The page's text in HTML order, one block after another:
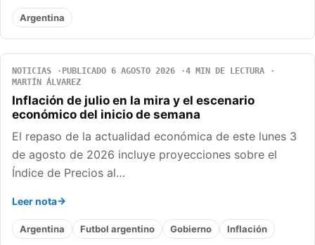
Argentina
NOTICIAS PUBLICADO 6 AGOSTO 2026
4 MIN DE LECTURA
MARTÍN ÁLVAREZ
Inflación de julio en la mira y el escenario
económico del inicio de semana
El repaso de la actualidad económica de este lunes 3
de agosto de 2026 incluye proyecciones sobre el
Índice de Precios al…
Leer nota
Argentina Futbol argentino Gobierno Inflación